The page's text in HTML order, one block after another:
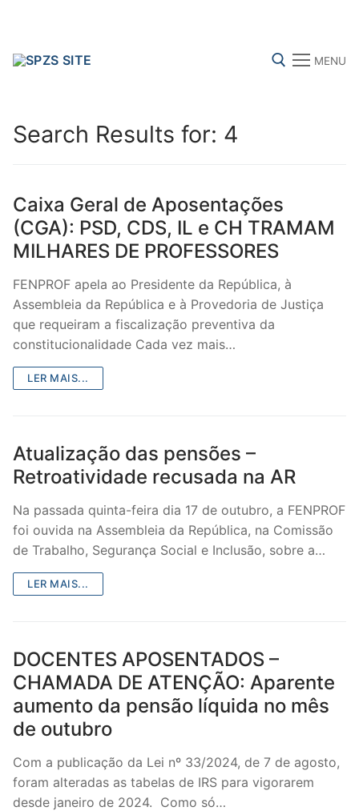
MENU
FENPROF CGTP-IN FRENTE COMUM
Search
sindicalização
Notícias
Legislação
PRÉ-ESCOLAR
1º CICLO
2º/3º CEB / SECUNDÁRIO
ENSINO ARTÍSTICO
EDUCAÇÃO ESPECIAL
ENSINO SUPERIOR
PROFESSORES CONTRATADOS
DOCENTES APOSENTADOS
Formação
Área de Sócios
Search Results for: 4
Caixa Geral de Aposentações
(CGA): PSD, CDS, IL e CH TRAMAM
MILHARES DE PROFESSORES
FENPROF apela ao Presidente da República, à
Assembleia da República e à Provedoria de Justiça
que requeiram a fiscalização preventiva da
constitucionalidade Cada vez mais…
LER MAIS...
Atualização das pensões –
Retroatividade recusada na AR
Na passada quinta-feira dia 17 de outubro, a FENPROF
foi ouvida na Assembleia da República, na Comissão
de Trabalho, Segurança Social e Inclusão, sobre a…
LER MAIS...
DOCENTES APOSENTADOS –
CHAMADA DE ATENÇÃO: Aparente
aumento da pensão líquida no mês
de outubro
Com a publicação da Lei nº 33/2024, de 7 de agosto,
foram alteradas as tabelas de IRS para vigorarem
desde janeiro de 2024. Como só…